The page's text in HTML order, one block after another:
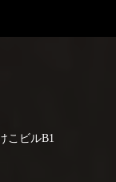
こビルB1